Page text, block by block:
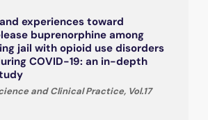
experiences toward
buprenorphine among
jail with opioid use disorders
COVID-19: an in-depth
and Clinical Practice, Vol.17